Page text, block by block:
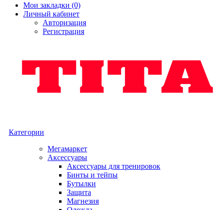
Мои закладки (0)
Личный кабинет
Авторизация
Регистрация
Категории
Мегамаркет
Аксессуары
Аксессуары для тренировок
Бинты и тейпы
Бутылки
Защита
Магнезия